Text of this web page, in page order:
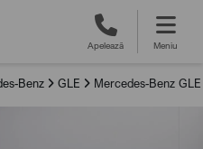
Apelează Meniu
Benz GLE Mercedes-Benz